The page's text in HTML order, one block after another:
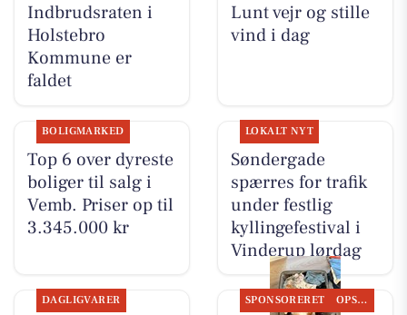
Indbrudsraten i
Holstebro
Kommune er
faldet
Lunt vejr og stille
vind i dag
BOLIGMARKED
Top 6 over dyreste
boliger til salg i
Vemb. Priser op til
3.345.000 kr
LOKALT NYT
Søndergade
spærres for trafik
under festlig
kyllingefestival i
Vinderup lørdag
DAGLIGVARER SPONSORERET OPSLAGSTAVLEN